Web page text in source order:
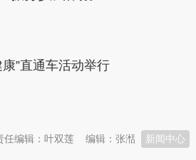
”直通车活动举行
新闻中心
编辑：张湉
任编辑：叶双莲